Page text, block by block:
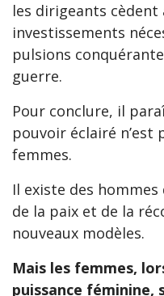
les dirigeants cèdent
investissements
pulsions
guerre.
Pour conclure, il
pouvoir éclairé n’est
femmes.
Il existe des
de la paix et de la
nouveaux modèles.
Mais les femmes,
puissance féminine,